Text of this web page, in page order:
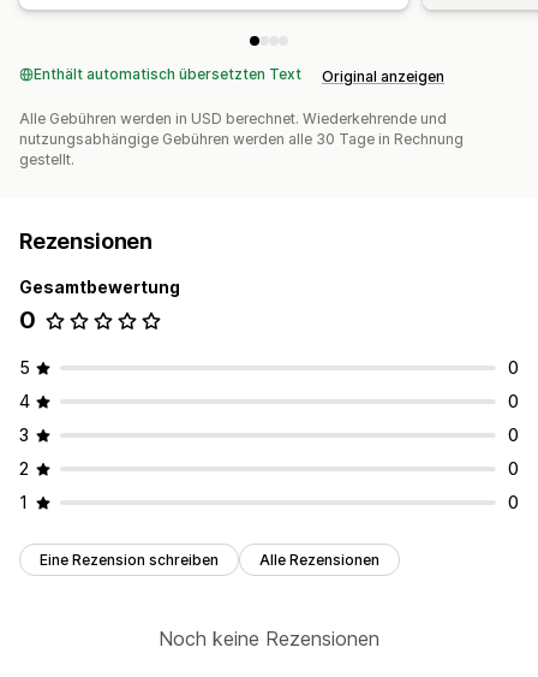
Enthält automatisch übersetzten Text Original anzeigen
Alle Gebühren werden in USD berechnet. Wiederkehrende und
nutzungsabhängige Gebühren werden alle 30 Tage in Rechnung
gestellt.
Rezensionen
Gesamtbewertung
0
5
0
4
0
3
0
2
0
1
0
Eine Rezension schreiben Alle Rezensionen
Noch keine Rezensionen